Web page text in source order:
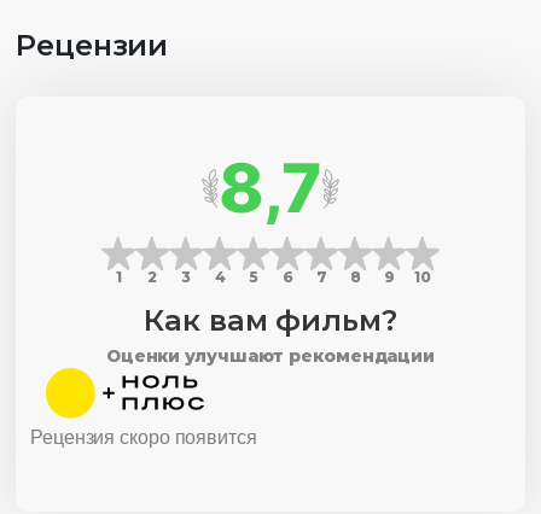
Рецензии
8,7
1 2 3 4 5 6 7 8 9 10
Как вам фильм?
Оценки улучшают рекомендации
Рецензия скоро появится